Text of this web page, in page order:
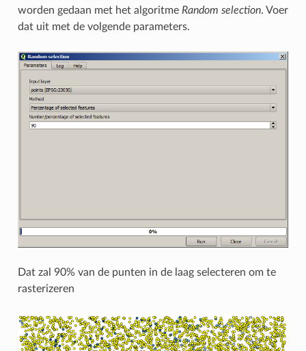
worden gedaan met het algoritme Random selection. Voer
dat uit met de volgende parameters.
Dat zal 90% van de punten in de laag selecteren om te
rasterizeren